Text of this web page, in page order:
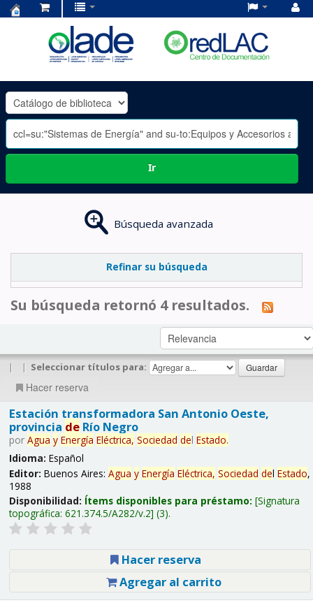
OLADE
-
Ir
Búsqueda avanzada
Refinar su búsqueda
Su búsqueda retornó 4 resultados.
| | Seleccionar títulos para:
Hacer reserva
Estación transformadora San Antonio Oeste,
provincia deRío Negro
por Agua y Energía Eléctrica, Sociedad del Estado.
Idioma: Español
Editor: Buenos Aires: Agua y Energía Eléctrica, Sociedad del Estado,
1988
Disponibilidad: Ítems disponibles para préstamo: Signatura
topográfica: 621.374.5/A282/v.2 (3).
Hacer reserva
Agregar al carrito